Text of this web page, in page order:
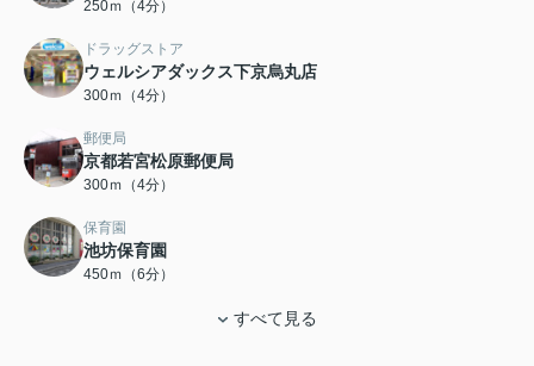
250ｍ（4分）
ドラッグストア
ウェルシアダックス下京烏丸店
300ｍ（4分）
郵便局
京都若宮松原郵便局
300ｍ（4分）
保育園
池坊保育園
450ｍ（6分）
すべて見る